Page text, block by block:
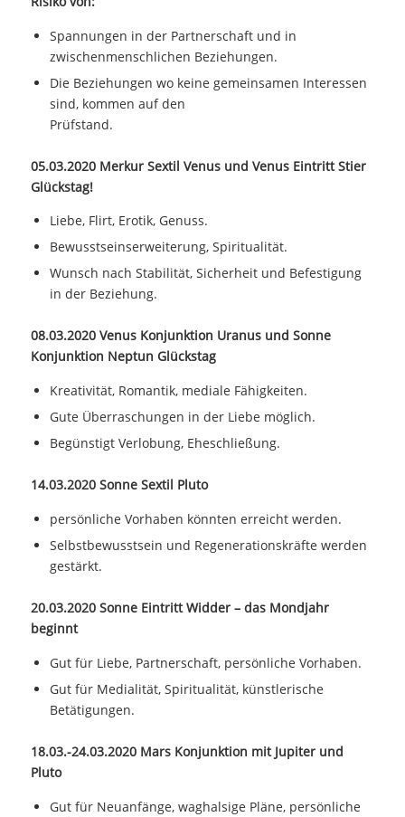
Spannungen in der Partnerschaft und in
zwischenmenschlichen Beziehungen.
Die Beziehungen wo keine gemeinsamen Interessen
sind, kommen auf den
Prüfstand.
05.03.2020 Merkur Sextil Venus und Venus Eintritt Stier
Glückstag!
Liebe, Flirt, Erotik, Genuss.
Bewusstseinserweiterung, Spiritualität.
Wunsch nach Stabilität, Sicherheit und Befestigung
in der Beziehung.
08.03.2020 Venus Konjunktion Uranus und Sonne
Konjunktion Neptun Glückstag
Kreativität, Romantik, mediale Fähigkeiten.
Gute Überraschungen in der Liebe möglich.
Begünstigt Verlobung, Eheschließung.
14.03.2020 Sonne Sextil Pluto
persönliche Vorhaben könnten erreicht werden.
Selbstbewusstsein und Regenerationskräfte werden
gestärkt.
20.03.2020 Sonne Eintritt Widder – das Mondjahr
beginnt
Gut für Liebe, Partnerschaft, persönliche Vorhaben.
Gut für Medialität, Spiritualität, künstlerische
Betätigungen.
18.03.-24.03.2020 Mars Konjunktion mit Jupiter und
Pluto
Gut für Neuanfänge, waghalsige Pläne, persönliche